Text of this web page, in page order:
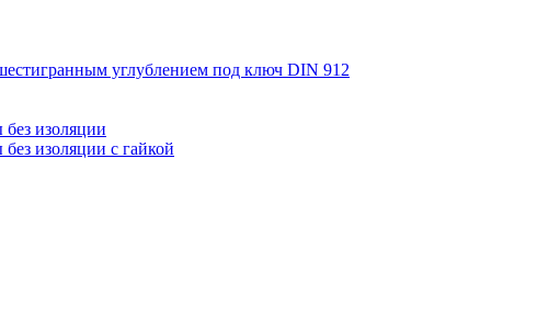
углублением под ключ DIN 912
изоляции
изоляции с гайкой